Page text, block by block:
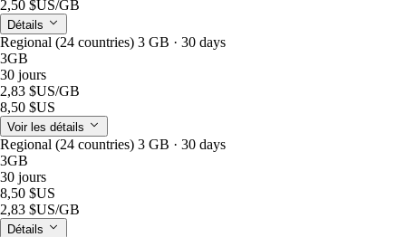
2,50 $US/GB
Détails
Regional (24 countries) 3 GB · 30 days
3GB
30 jours
2,83 $US/GB
8,50 $US
Voir les détails
Regional (24 countries) 3 GB · 30 days
3GB
30 jours
8,50 $US
2,83 $US/GB
Détails